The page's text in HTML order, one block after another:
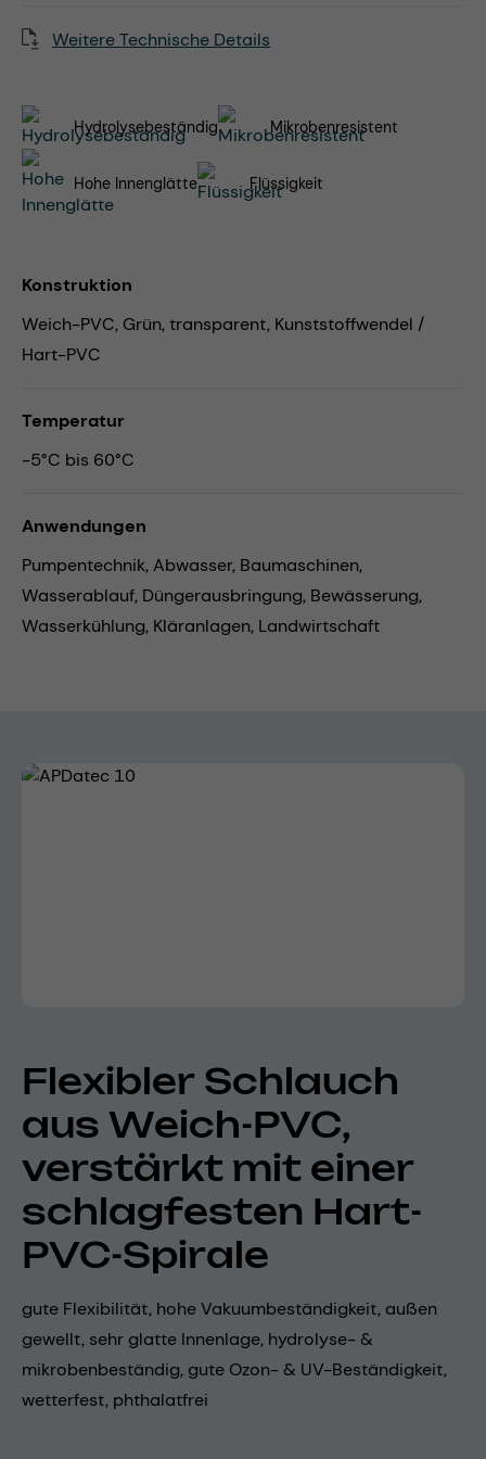
Weitere Technische Details
Hydrolysebeständig Mikrobenresistent
Hohe Innenglätte Flüssigkeit
Konstruktion
Weich-PVC, Grün, transparent, Kunststoffwendel /
Hart-PVC
Temperatur
-5°C bis 60°C
Anwendungen
Pumpentechnik,Abwasser, Baumaschinen,
Wasserablauf, Düngerausbringung, Bewässerung,
Wasserkühlung, Kläranlagen, Landwirtschaft
Bildergalerie überspringen
Flexibler Schlauch
aus Weich-PVC,
verstärkt mit einer
schlagfesten Hart-
PVC-Spirale
gute Flexibilität, hohe Vakuumbeständigkeit, außen
gewellt, sehr glatte Innenlage, hydrolyse- &
mikrobenbeständig, gute Ozon- & UV-Beständigkeit,
wetterfest, phthalatfrei